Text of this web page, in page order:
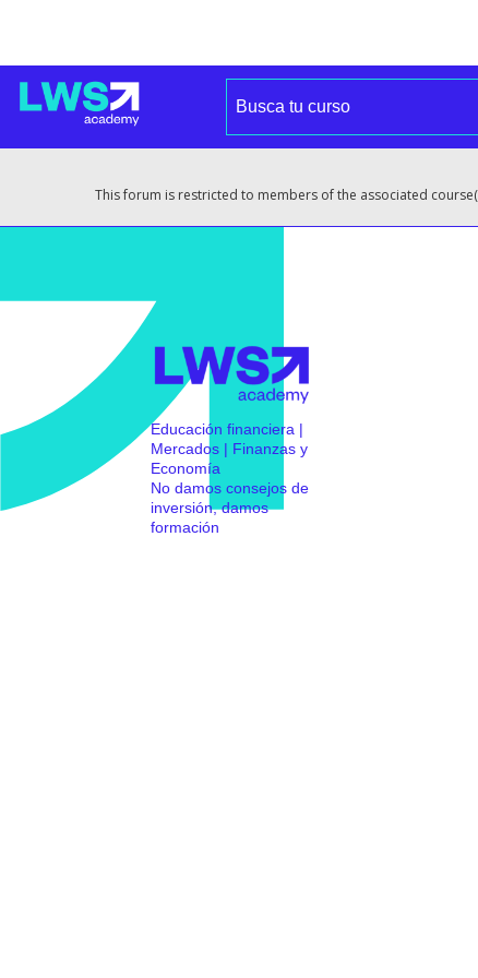
This forum is restricted to members of the associated
Educación financiera |
Mercados | Finanzas y
Economía
No damos consejos de
inversión, damos
formación